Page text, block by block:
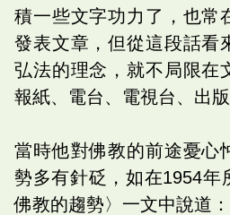
積一些文字功力了，也常
發表文章，但從這段話看
弘法的理念，就不局限在
報紙、電台、電視台、出版
當時他對佛教的前途憂心
勢多有針砭，如在1954年
佛教的趨勢〉一文中說道：